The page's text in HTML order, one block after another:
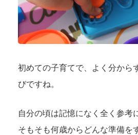
初めての子育てで、よく分から
びですね。
自分の頃は記憶になく全く参考
そもそも何歳からどんな準備を